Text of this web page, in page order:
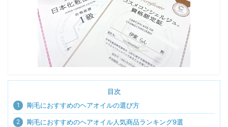
目次
1 剛毛におすすめのヘアオイルの選び方
2 剛毛におすすめのヘアオイル人気商品ランキング9選